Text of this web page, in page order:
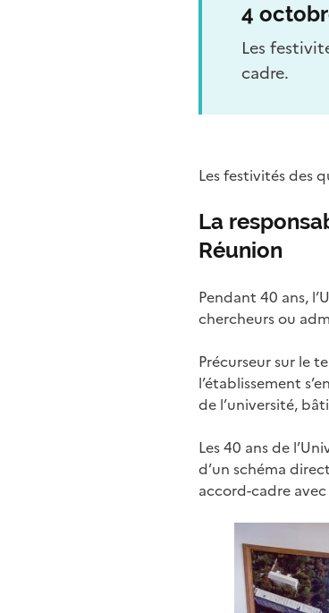
4
Les
cadre.
Les festivités des
La
Réunion
Pendant 40 ans,
chercheurs ou
Précurseur sur le
l’établissement
de l’université,
Les 40 ans de
d’un schéma
accord-cadre